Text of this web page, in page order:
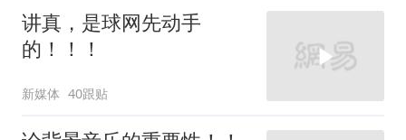
讲真，是球网先动手
的！！！
新媒体 40跟贴